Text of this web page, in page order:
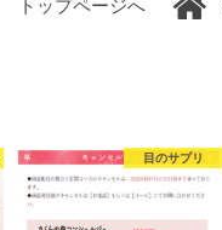
トップページへ
目のサプリ